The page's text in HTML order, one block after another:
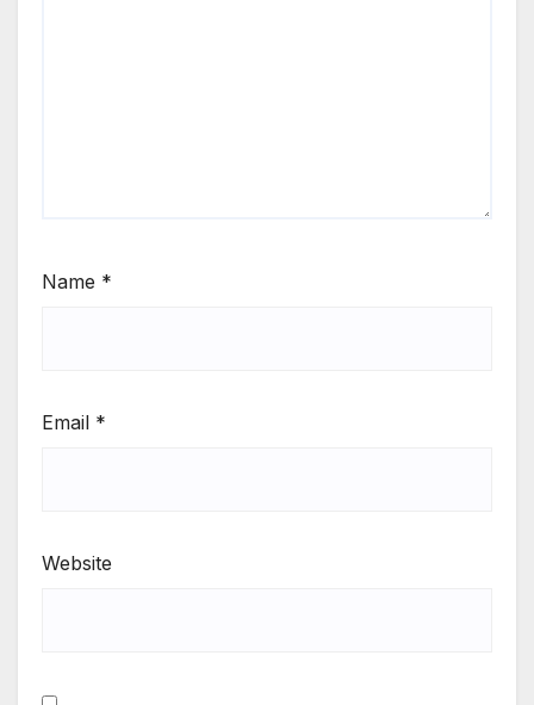
Name *
Email *
Website